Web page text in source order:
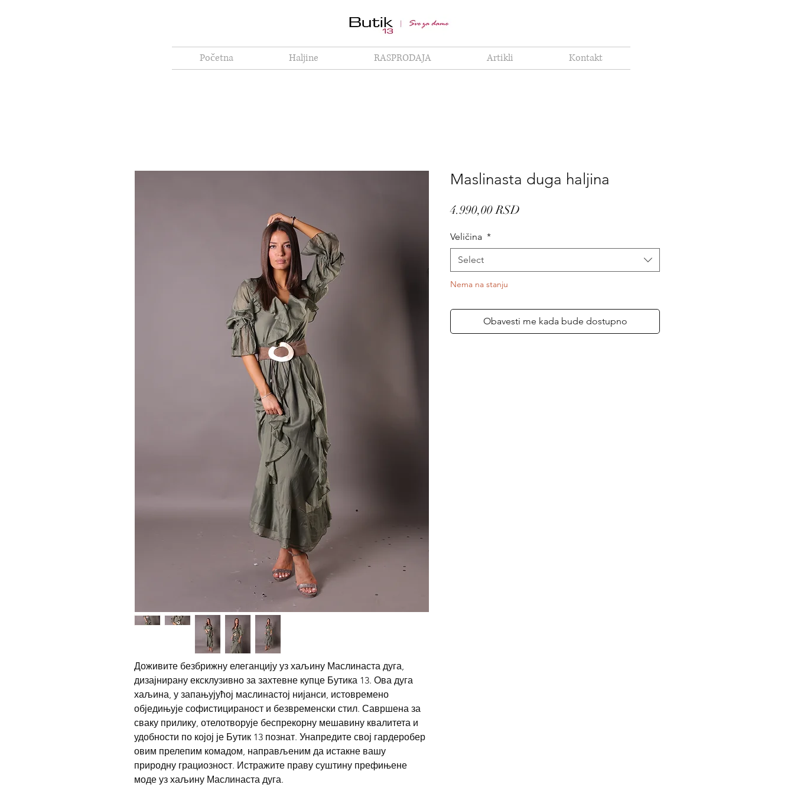
Početna Haljine RASPRODAJA Artikli Kontakt
Доживите безбрижну елеганцију уз хаљину Маслинаста дуга,
дизајнирану ексклузивно за захтевне купце Бутика 13. Ова дуга
хаљина, у запањујућој маслинастој нијанси, истовремено
обједињује софистицираност и безвременски стил. Савршена за
сваку прилику, отелотворује беспрекорну мешавину квалитета и
удобности по којој је Бутик 13 познат. Унапредите свој гардеробер
овим прелепим комадом, направљеним да истакне вашу
природну грациозност. Истражите праву суштину префињене
моде уз хаљину Маслинаста дуга.
Maslinasta duga haljina
4.990,00 RSD
Veličina *
Select
Nema na stanju
Obavesti me kada bude dostupno